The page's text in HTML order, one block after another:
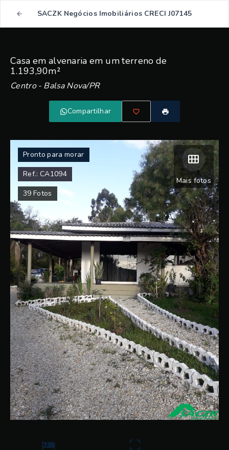
SACZK Negócios Imobiliários CRECI J07145
Casa em alvenaria em um terreno de
1.193,90m²
Centro - Balsa Nova/PR
Compartilhar
Mais fotos
Pronto para morar
Ref.:CA1094
39 Fotos